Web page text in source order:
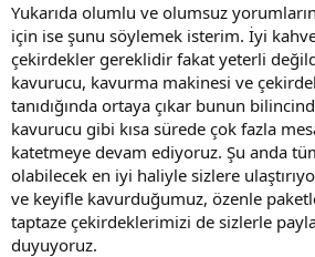
Yukarıda olumlu ve olumsuz
için ise şunu söylemek isterim. İyi
çekirdekler gereklidir fakat yeterli
kavurucu, kavurma makinesi ve
tanıdığında ortaya çıkar bunun
kavurucu gibi kısa sürede çok fazla
katetmeye devam ediyoruz. Şu anda
olabilecek en iyi haliyle sizlere
ve keyifle kavurduğumuz, özenle
taptaze çekirdeklerimizi de sizlerle
duyuyoruz.